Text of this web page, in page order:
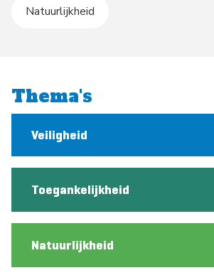
Natuurlijkheid
Thema's
Veiligheid
Toegankelijkheid
Natuurlijkheid